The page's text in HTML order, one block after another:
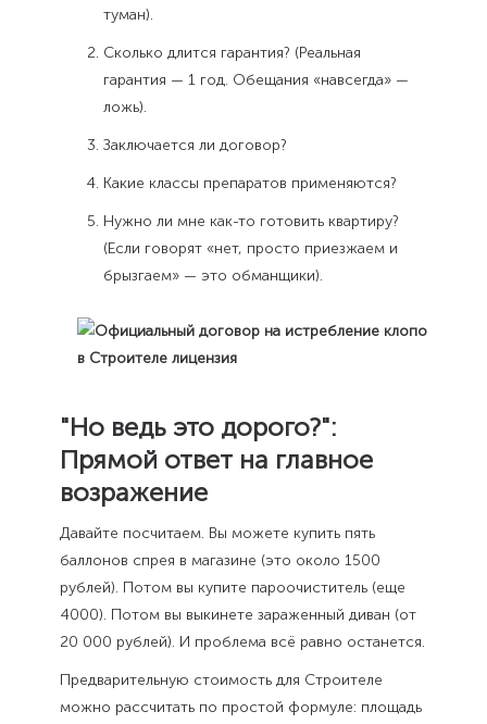
туман).
Сколько длится гарантия? (Реальная
гарантия — 1 год. Обещания «навсегда» —
ложь).
Заключается ли договор?
Какие классы препаратов применяются?
Нужно ли мне как-то готовить квартиру?
(Если говорят «нет, просто приезжаем и
брызгаем» — это обманщики).
"Но ведь это дорого?":
Прямой ответ на главное
возражение
Давайте посчитаем. Вы можете купить пять
баллонов спрея в магазине (это около 1500
рублей). Потом вы купите пароочиститель (еще
4000). Потом вы выкинете зараженный диван (от
20 000 рублей). И проблема всё равно останется.
Предварительную стоимость для Строителе
можно рассчитать по простой формуле: площадь